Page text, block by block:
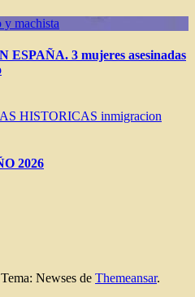
y machista
3 mujeres asesinadas
HISTORICAS inmigracion
2026
Tema: Newses de Themeansar.